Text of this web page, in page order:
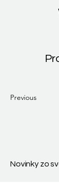
Previous
Novinky zo